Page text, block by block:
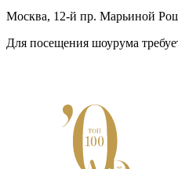
Москва, 12-й пр. Марьиной
Для посещения шоурума